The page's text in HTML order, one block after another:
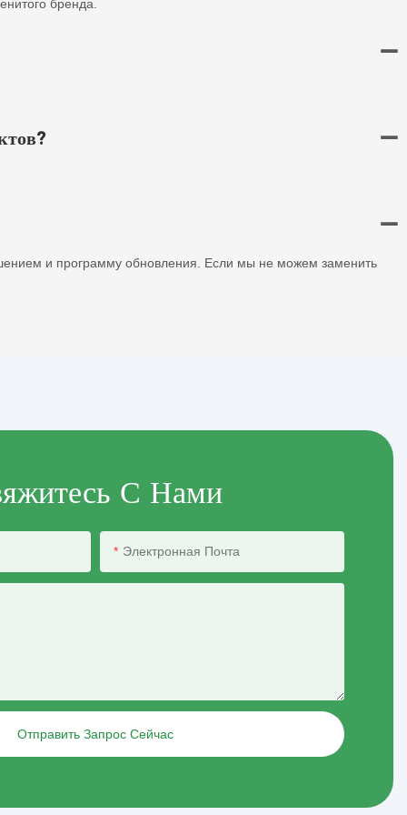
бренда.
и программу обновления. Если мы не можем заменить
С Нами
Электронная Почта
Отправить Запрос Сейчас